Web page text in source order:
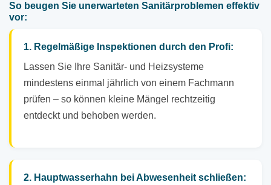
So beugen Sie unerwarteten Sanitärproblemen effektiv
vor:
1. Regelmäßige Inspektionen durch den Profi:
Lassen Sie Ihre Sanitär- und Heizsysteme
mindestens einmal jährlich von einem Fachmann
prüfen – so können kleine Mängel rechtzeitig
entdeckt und behoben werden.
2. Hauptwasserhahn bei Abwesenheit schließen: